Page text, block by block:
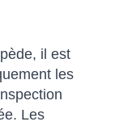
il est
les
Les